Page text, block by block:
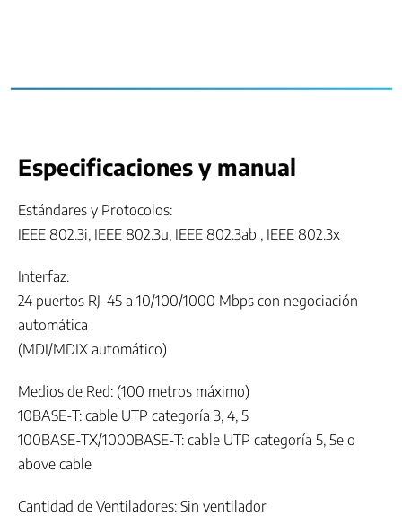
Especificaciones y manual
Estándares y Protocolos:
IEEE 802.3i, IEEE 802.3u, IEEE 802.3ab , IEEE 802.3x
Interfaz:
24 puertos RJ-45 a 10/100/1000 Mbps con negociación
automática
(MDI/MDIX automático)
Medios de Red: (100 metros máximo)
10BASE-T: cable UTP categoría 3, 4, 5
100BASE-TX/1000BASE-T: cable UTP categoría 5, 5e o
above cable
Cantidad de Ventiladores: Sin ventilador